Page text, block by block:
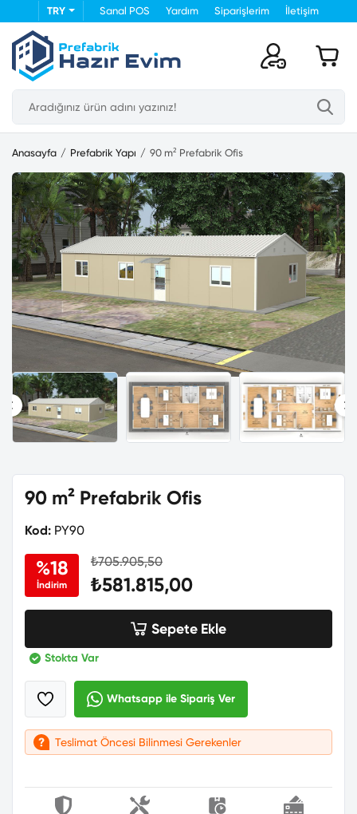
TRY Sanal POS Yardım Siparişlerim İletişim
Anasayfa Prefabrik Yapı 90 m² Prefabrik Ofis
90 m² Prefabrik Ofis
Kod: PY90
%18
İndirim
₺705.905,50
₺581.815,00
Sepete Ekle
Stokta Var
Whatsapp ile Sipariş Ver
Teslimat Öncesi Bilinmesi Gerekenler